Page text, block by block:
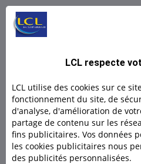
L BY LCL PRO : Un
micro- entrepreneurs.
Découvrir
Découvrir
LCL respecte
LCL utilise des cookies sur ce
fonctionnement du site, de
d'analyse, d'amélioration de
partage de contenu sur les
fins publicitaires. Vos données
les cookies publicitaires nous
des publicités personnalisées.